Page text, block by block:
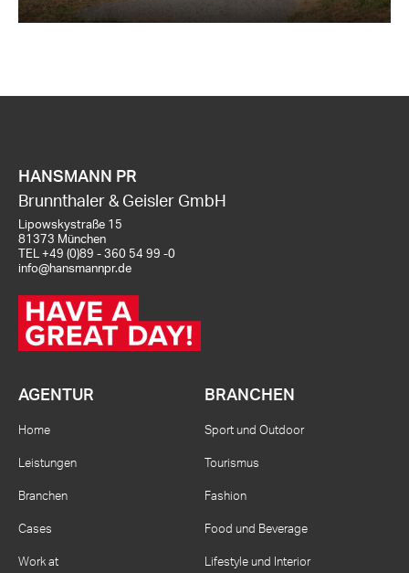
HANSMANN PR
Brunnthaler & Geisler GmbH
Lipowskystraße 15
81373 München
TEL +49 (0)89 - 360 54 99 -0
info@hansmannpr.de
AGENTUR
Home
Leistungen
Branchen
Cases
Work at
BRANCHEN
Sport und Outdoor
Tourismus
Fashion
Food und Beverage
Lifestyle und Interior